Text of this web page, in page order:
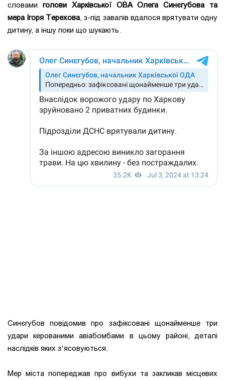
словами голови Харківської ОВА Олега Синєгубова та
мера Ігоря Терехова, з-під завалів вдалося врятувати одну
дитину, а іншу поки що шукають.
Синєгубов повідомив про зафіксовані щонайменше три
удари керованими авіабомбами в цьому районі, деталі
наслідків яких зʼясовуються.
Мер міста попереджав про вибухи та закликав місцевих